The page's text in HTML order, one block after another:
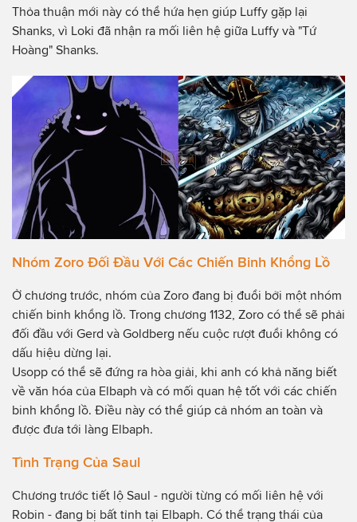
Thỏa thuận mới này có thể hứa hẹn giúp Luffy gặp lại
Shanks, vì Loki đã nhận ra mối liên hệ giữa Luffy và "Tứ
Hoàng" Shanks.
Nhóm Zoro Đối Đầu Với Các Chiến Binh Khổng Lồ
Ở chương trước, nhóm của Zoro đang bị đuổi bởi một nhóm
chiến binh khổng lồ. Trong chương 1132, Zoro có thể sẽ phải
đối đầu với Gerd và Goldberg nếu cuộc rượt đuổi không có
dấu hiệu dừng lại.
Usopp có thể sẽ đứng ra hòa giải, khi anh có khả năng biết
về văn hóa của Elbaph và có mối quan hệ tốt với các chiến
binh khổng lồ. Điều này có thể giúp cả nhóm an toàn và
được đưa tới làng Elbaph.
Tình Trạng Của Saul
Chương trước tiết lộ Saul - người từng có mối liên hệ với
Robin - đang bị bất tỉnh tại Elbaph. Có thể trạng thái của